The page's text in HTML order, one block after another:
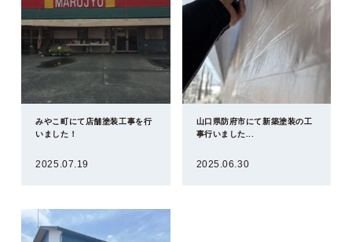
みやこ町にて店舗塗装工事を行
いました！
2025.07.19
山口県防府市にて新築塗装の工
事行いました...
2025.06.30